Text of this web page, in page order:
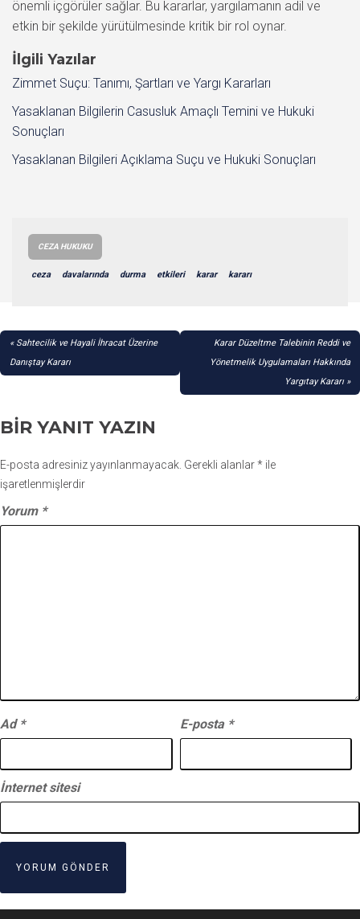
önemli içgörüler sağlar. Bu kararlar, yargılamanın adil ve
etkin bir şekilde yürütülmesinde kritik bir rol oynar.
İlgili Yazılar
Zimmet Suçu: Tanımı, Şartları ve Yargı Kararları
Yasaklanan Bilgilerin Casusluk Amaçlı Temini ve Hukuki
Sonuçları
Yasaklanan Bilgileri Açıklama Suçu ve Hukuki Sonuçları
CEZA HUKUKU
ceza davalarında durma etkileri karar kararı
YAZI
GEZINMESI
Sahtecilik ve Hayali İhracat Üzerine
Danıştay Kararı
Karar Düzeltme Talebinin Reddi ve
Yönetmelik Uygulamaları Hakkında
Yargıtay Kararı
BIR YANIT YAZIN
E-posta adresiniz yayınlanmayacak. Gerekli alanlar* ile
işaretlenmişlerdir
Yorum *
Ad * E-posta *
İnternet sitesi